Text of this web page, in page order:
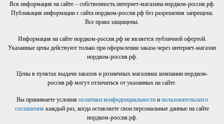
Вся информация на сайте – собственность интернет-магазина нордком-россия.рф.
Публикация информации с сайта нордком-россия.рф без разрешения запрещена.
Все права защищены.
Информация на сайте нордком-россия.рф не является публичной офертой.
Указанные цены действуют только при оформлении заказа через интернет-магазин
нордком-россия.рф.
Цены в пунктах выдачи заказов и розничных магазинах компании нордком-
россия.рф могут отличаться от указанных на сайте.
Вы принимаете условия политики конфиденциальностии пользовательского
соглашения каждый раз, когда оставляете свои персональные данные на сайте
нордком-россия.рф.